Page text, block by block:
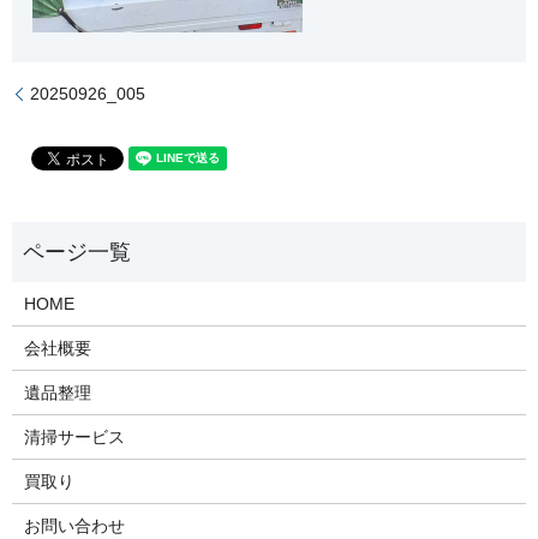
20250926_005
HOME
会社概要
遺品整理
清掃サービス
買取り
お問い合わせ